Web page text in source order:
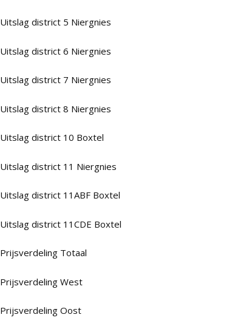
Uitslag district 5 Niergnies
Uitslag district 6 Niergnies
Uitslag district 7 Niergnies
Uitslag district 8 Niergnies
Uitslag district 10 Boxtel
Uitslag district 11 Niergnies
Uitslag district 11ABF Boxtel
Uitslag district 11CDE Boxtel
Prijsverdeling Totaal
Prijsverdeling West
Prijsverdeling Oost